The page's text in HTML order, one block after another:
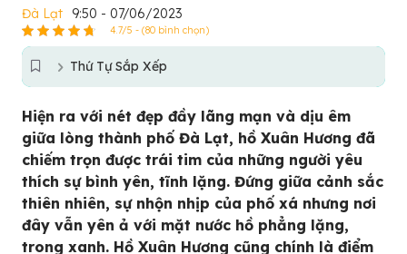
Đà Lạt 9:50 - 07/06/2023
4.7/5 - (80 bình chọn)
Thứ Tự Sắp Xếp
Hiện ra với nét đẹp đầy lãng mạn và dịu êm
giữa lòng thành phố Đà Lạt, hồ Xuân Hương đã
chiếm trọn được trái tim của những người yêu
thích sự bình yên, tĩnh lặng. Đứng giữa cảnh sắc
thiên nhiên, sự nhộn nhịp của phố xá nhưng nơi
đây vẫn yên ả với mặt nước hồ phẳng lặng,
trong xanh. Hồ Xuân Hương cũng chính là điểm